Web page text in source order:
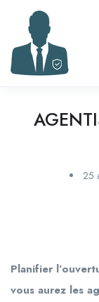
25
Planifier
vous aurez les